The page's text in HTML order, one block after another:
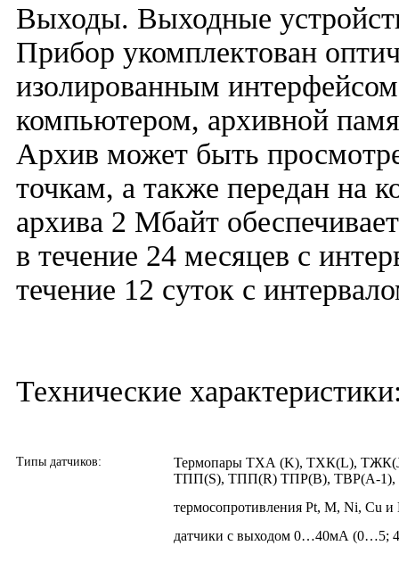
Выходы. Выходные
Прибор укомплектован
изолированным
компьютером, архивной
Архив может быть
точкам, а также передан на
архива 2 Мбайт
в течение 24 месяцев с
течение 12 суток с
Технические
Типы датчиков:
Термопары ТХА (K), ТХК(L),
ТПП(S), ТПП(R) ТПР(В), ТВР(А-1),
термосопротивления Pt, M, Ni, Cu
датчики с выходом 0…40мА (0…5;